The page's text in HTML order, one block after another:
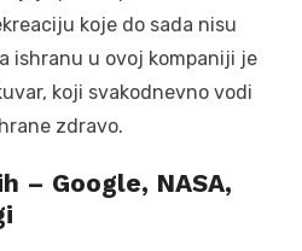
koje do sada nisu
ishranu u ovoj kompaniji je
koji svakodnevno vodi
zdravo.
– Google, NASA,